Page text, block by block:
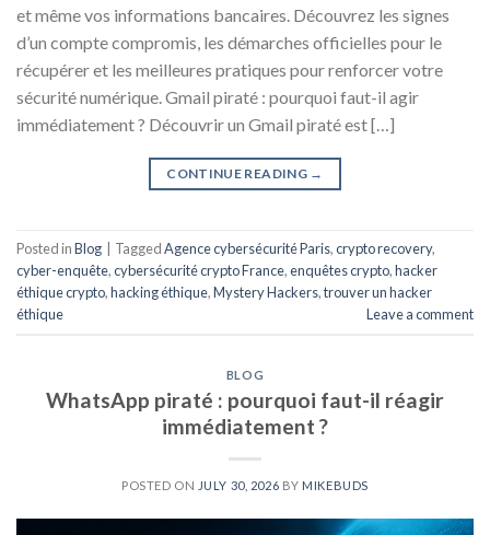
et même vos informations bancaires. Découvrez les signes
d’un compte compromis, les démarches officielles pour le
récupérer et les meilleures pratiques pour renforcer votre
sécurité numérique. Gmail piraté : pourquoi faut-il agir
immédiatement ? Découvrir un Gmail piraté est […]
CONTINUE READING →
Posted inBlog TaggedAgence cybersécurité Paris,crypto recovery,
cyber-enquête,cybersécurité crypto France,enquêtes crypto,hacker
éthique crypto,hacking éthique,Mystery Hackers,trouver un hacker
éthique
Leave a comment
BLOG
WhatsApp piraté : pourquoi faut-il réagir
immédiatement ?
POSTED ON JULY 30, 2026 BY MIKEBUDS